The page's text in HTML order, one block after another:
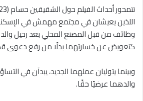
اللذين يعيشان في مجتمع مهمش في
وظائف من قبل المصنع المحلي بعد رحيل
كتعويض عن خسارتهما بدلًا من رفع دعوى
وبينما يتوليان عملهما الجديد، يبدآن في
والدهما عرضيًا حقًا.